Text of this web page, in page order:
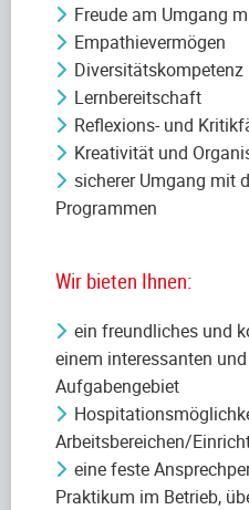
Freude am Umgang
Empathievermögen
Diversitätskompetenz
Lernbereitschaft
Reflexions- und
Kreativität und
sicherer Umgang mit
Programmen
Wir bieten Ihnen:
ein freundliches und
einem interessanten
Aufgabengebiet
Arbeitsbereichen/
eine feste
Praktikum im Betrieb,